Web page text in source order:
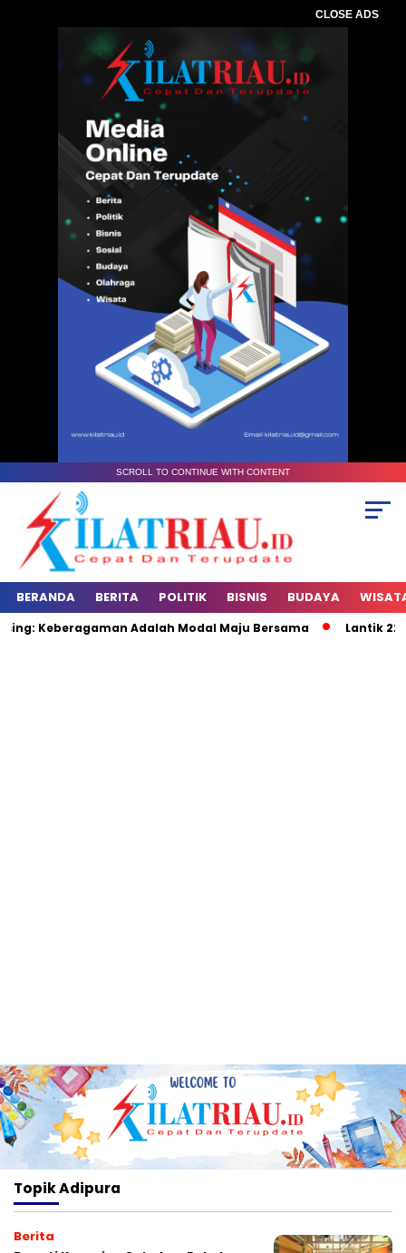
CLOSE ADS
SCROLL TO CONTINUE WITH CONTENT
BERANDA BERITA POLITIK BISNIS BUDAYA
Keberagaman Adalah Modal Maju Bersama Lantik 22
TopikAdipura
Berita